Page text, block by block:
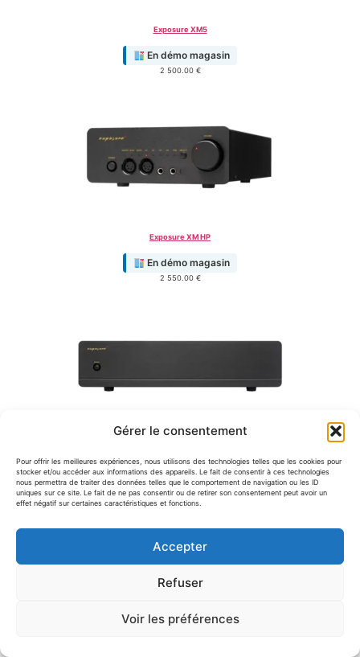
Gérer le consentement
Pour offrir les meilleures expériences, nous utilisons des technologies telles que les cookies pour
stocker et/ou accéder aux informations des appareils. Le fait de consentir à ces technologies
nous permettra de traiter des données telles que le comportement de navigation ou les ID
uniques sur ce site. Le fait de ne pas consentir ou de retirer son consentement peut avoir un
effet négatif sur certaines caractéristiques et fonctions.
Accepter
Refuser
Voir les préférences
Exposure XM5
En démo magasin
2 500.00 €
Exposure XM HP
En démo magasin
2 550.00 €
Sur commande
2 750.00€